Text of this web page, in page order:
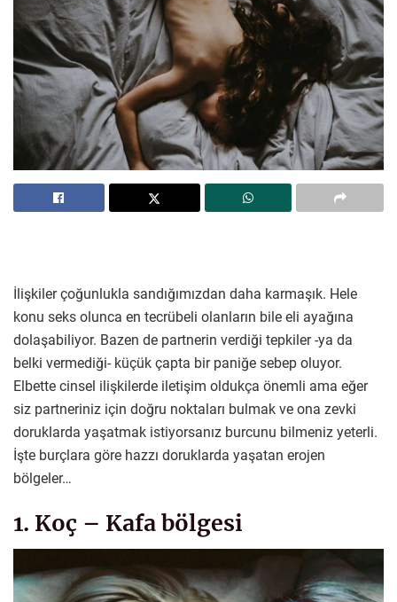
İlişkiler çoğunlukla sandığımızdan daha karmaşık. Hele
konu seks olunca en tecrübeli olanların bile eli ayağına
dolaşabiliyor. Bazen de partnerin verdiği tepkiler -ya da
belki vermediği- küçük çapta bir paniğe sebep oluyor.
Elbette cinsel ilişkilerde iletişim oldukça önemli ama eğer
siz partneriniz için doğru noktaları bulmak ve ona zevki
doruklarda yaşatmak istiyorsanız burcunu bilmeniz yeterli.
İşte burçlara göre hazzı doruklarda yaşatan erojen
bölgeler…
1. Koç – Kafa bölgesi